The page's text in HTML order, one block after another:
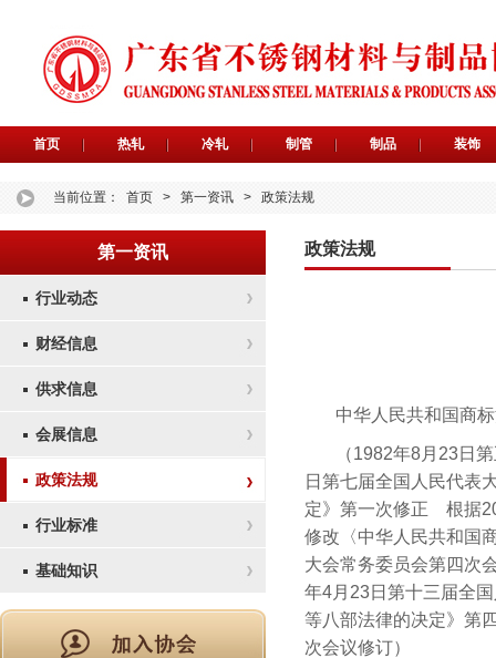
首页 热轧 冷轧 制管 制品 装饰
当前位置： 首页 > 第一资讯 > 政策法规
第一资讯
行业动态
财经信息
供求信息
会展信息
政策法规
行业标准
基础知识
政策法规
中华人民共和国商
（1982年8月23日
日第七届全国人民代表
定》第一次修正 根据
修改〈中华人民共和国
大会常务委员会第四次
年4月23日第十三届全
等八部法律的决定》第
次会议修订）